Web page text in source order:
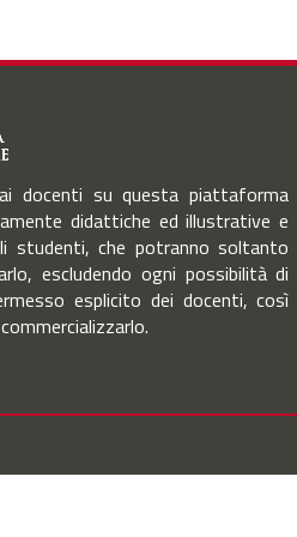
docenti su questa piattaforma
didattiche ed illustrative e
studenti, che potranno soltanto
escludendo ogni possibilità di
esplicito dei docenti, così